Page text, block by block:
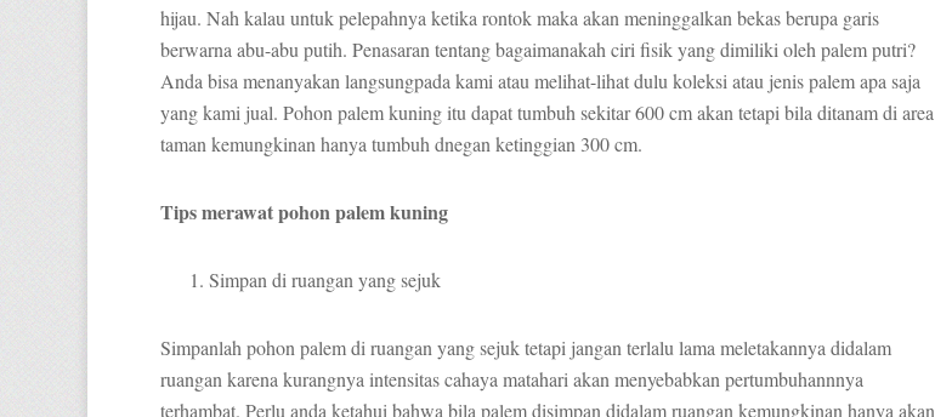
hijau. Nah kalau untuk pelepahnya ketika rontok maka akan meninggalkan bekas berupa garis
berwarna abu-abu putih. Penasaran tentang bagaimanakah ciri fisik yang dimiliki oleh palem putri?
Anda bisa menanyakan langsungpada kami atau melihat-lihat dulu koleksi atau jenis palem apa saja
yang kami jual. Pohon palem kuning itu dapat tumbuh sekitar 600 cm akan tetapi bila ditanam di area
taman kemungkinan hanya tumbuh dnegan ketinggian 300 cm.
Tips merawat pohon palem kuning
Simpan di ruangan yang sejuk
Simpanlah pohon palem di ruangan yang sejuk tetapi jangan terlalu lama meletakannya didalam
ruangan karena kurangnya intensitas cahaya matahari akan menyebabkan pertumbuhannnya
terhambat. Perlu anda ketahui bahwa bila palem disimpan didalam ruangan kemungkinan hanya akan